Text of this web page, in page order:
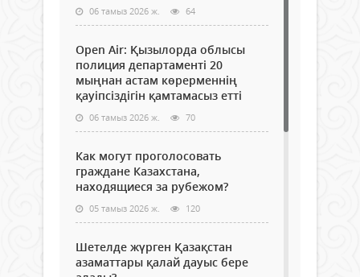
06 тамыз 2026 ж. 64
Open Air: Қызылорда облысы
полиция департаменті 20
мыңнан астам көрерменнің
қауіпсіздігін қамтамасыз етті
06 тамыз 2026 ж. 70
Как могут проголосовать
граждане Казахстана,
находящиеся за рубежом?
05 тамыз 2026 ж. 120
Шетелде жүрген Қазақстан
азаматтары қалай дауыс бере